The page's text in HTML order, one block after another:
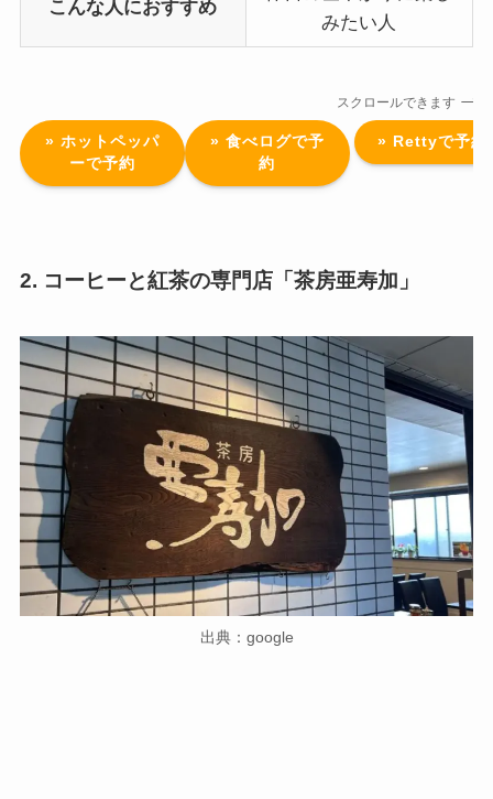
こんな人におすすめ
みたい人
スクロールできます
» ホットペッパ
ーで予約
» 食べログで予
約
» Rettyで予約
2. コーヒーと紅茶の専門店「茶房亜寿加」
出典：google